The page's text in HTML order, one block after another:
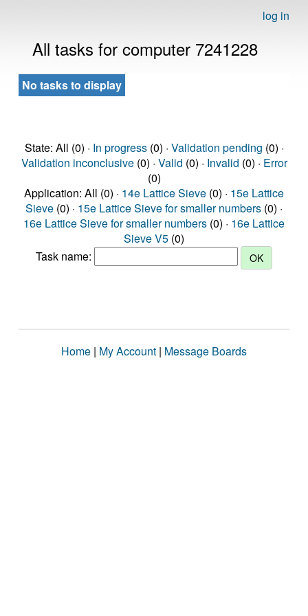
log in
All tasks for computer 7241228
No tasks to display
State: All (0) · In progress(0) · Validation pending (0) ·
Validation inconclusive(0) · Valid (0) · Invalid (0) · Error
(0)
Application: All (0) · 14e Lattice Sieve (0) · 15e Lattice
Sieve (0) · 15e Lattice Sieve for smaller numbers (0) ·
16e Lattice Sieve for smaller numbers (0) · 16e Lattice
Sieve V5 (0)
Task name:
Home | My Account | Message Boards